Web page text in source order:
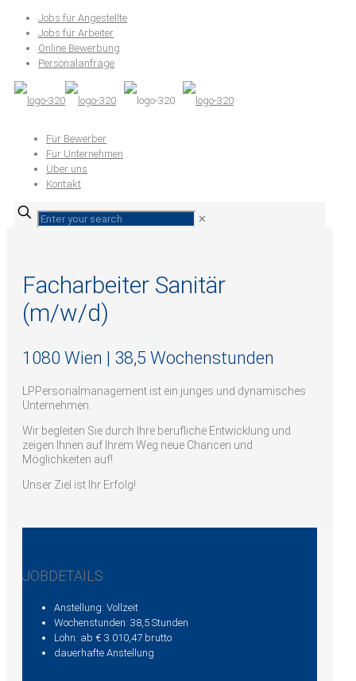
Jobs für Angestellte
Jobs für Arbeiter
Online Bewerbung
Personalanfrage
Für Bewerber
Für Unternehmen
Über uns
Kontakt
✕
Facharbeiter Sanitär
(m/w/d)
1080 Wien | 38,5 Wochenstunden
LPPersonalmanagement ist ein junges und dynamisches
Unternehmen.
Wir begleiten Sie durch Ihre berufliche Entwicklung und
zeigen Ihnen auf Ihrem Weg neue Chancen und
Möglichkeiten auf!
Unser Ziel ist Ihr Erfolg!
JOBDETAILS
Anstellung: Vollzeit
Wochenstunden: 38,5 Stunden
Lohn: ab € 3.010,47 brutto
dauerhafte Anstellung